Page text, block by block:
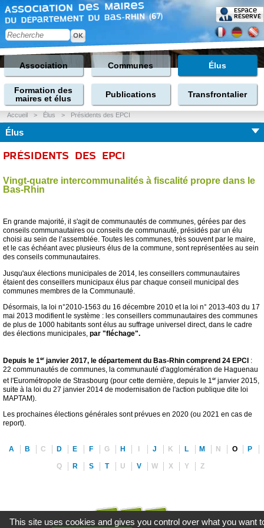
Espace
réservé
Association Communes Élus
Formation des
maires et élus
Publications Transfrontalier
Accueil > Élus > Présidents des EPCI
Élus
PRÉSIDENTS DES EPCI
Vingt-quatre intercommunalités à fiscalité propre dans le
Bas-Rhin
En grande majorité, il s'agit de communautés de communes, gérées par des
conseils communautaires ou conseils de communauté, présidés par un élu
choisi au sein de l’assemblée. Toutes les communes, très souvent par le maire,
et le cas échéant avec plusieurs élus de la commune, sont représentées au sein
des conseils communautaires.
Jusqu'aux élections municipales de 2014, les conseillers communautaires
étaient des conseillers municipaux élus par chaque conseil municipal des
communes membres de la Communauté.
Désormais, la loi n°2010-1563 du 16 décembre 2010 et la loi n° 2013-403 du 17
mai 2013 modifient le système : les conseillers communautaires des communes
de plus de 1000 habitants sont élus au suffrage universel direct, dans le cadre
des élections municipales, par "fléchage".
Depuis le 1erjanvier 2017, le département du Bas-Rhin comprend 24 EPCI:
22 communautés de communes, la communauté d'agglomération de Haguenau
et l'Eurométropole de Strasbourg (pour cette dernière, depuis le 1er janvier 2015,
suite à la loi du 27 janvier 2014 de modernisation de l'action publique dite loi
MAPTAM).
Les prochaines élections générales sont prévues en 2020 (ou 2021 en cas de
report).
A B C D E F G H J K L M N O P
Q R S T U V W X Y Z
This site uses cookies and gives you control over what you want